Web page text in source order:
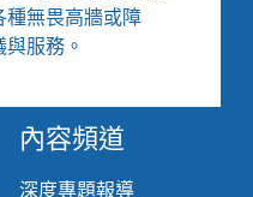
種無畏高牆或障
服務。
內容頻道
深度專題報導